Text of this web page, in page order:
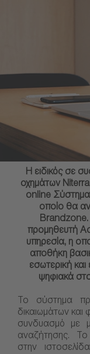
Η ειδικός σε
οχημάτων
online Σύστημα
οποίο θα
Brandzone.
προμηθευτή
υπηρεσία, η
αποθήκη
εσωτερική
ψηφιακά
Το σύστημα
δικαιωμάτων και
συνδυασμό με
αναζήτησης. Το
στην